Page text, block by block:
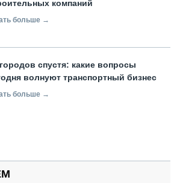
компаний
больше →
спустя: какие вопросы
волнуют транспортный бизнес
больше →